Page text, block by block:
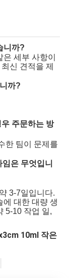
니까?
세부 사항이
신 견적을 제
까?
주문하는 방
한 팀이 문제를
은 무엇입니
3-7일입니다.
에 대한 대량 생
5-10 작업 일,
10ml 작은